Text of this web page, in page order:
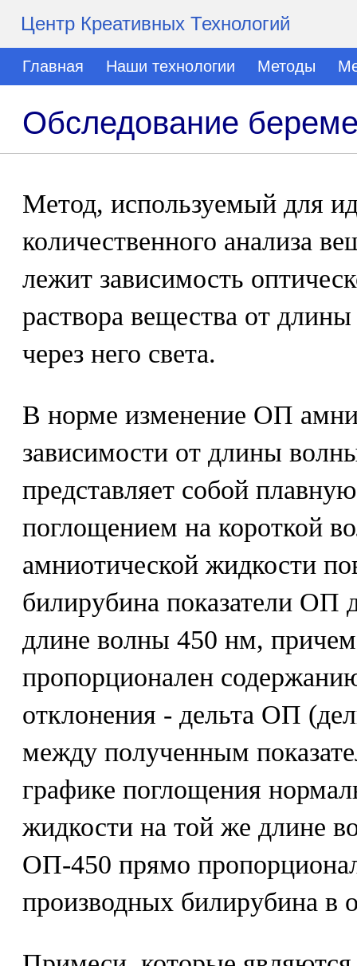
Центр Креативных Технологий
Главная Наши технологии Методы
Обследование
Метод, используемый для
количественного анализа
лежит зависимость
раствора вещества от
через него света.
В норме изменение ОП
зависимости от длины
представляет собой
поглощением на короткой
амниотической жидкости
билирубина показатели ОП
длине волны 450 нм,
пропорционален
отклонения - дельта ОП
между полученным
графике поглощения
жидкости на той же длине
ОП-450 прямо
производных билирубина в